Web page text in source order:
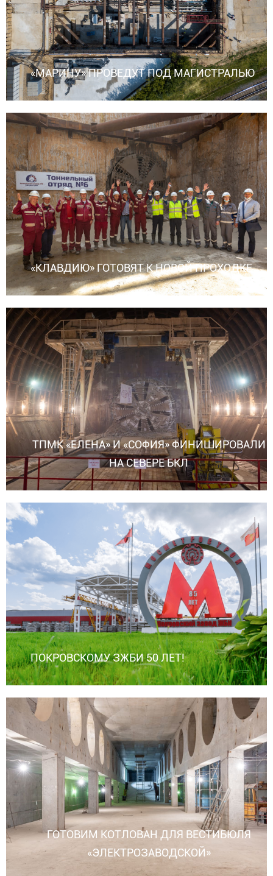
«МАРИНУ» ПРОВЕДУТ ПОД МАГИСТРАЛЬЮ
«КЛАВДИЮ» ГОТОВЯТ К НОВОЙ ПРОХОДКЕ
ТПМК «ЕЛЕНА» И «СОФИЯ» ФИНИШИРОВАЛИ
НА СЕВЕРЕ БКЛ
ПОКРОВСКОМУ ЗЖБИ 50 ЛЕТ!
ГОТОВИМ КОТЛОВАН ДЛЯ ВЕСТИБЮЛЯ
«ЭЛЕКТРОЗАВОДСКОЙ»